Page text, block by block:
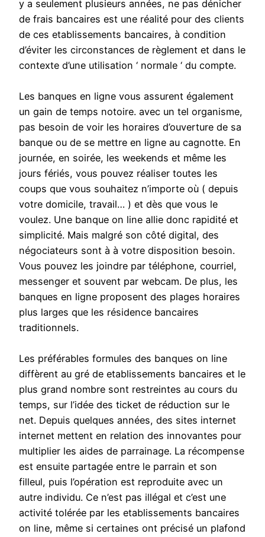
y a seulement plusieurs années, ne pas dénicher
de frais bancaires est une réalité pour des clients
de ces etablissements bancaires, à condition
d’éviter les circonstances de règlement et dans le
contexte d’une utilisation ‘ normale ‘ du compte.
Les banques en ligne vous assurent également
un gain de temps notoire. avec un tel organisme,
pas besoin de voir les horaires d’ouverture de sa
banque ou de se mettre en ligne au cagnotte. En
journée, en soirée, les weekends et même les
jours fériés, vous pouvez réaliser toutes les
coups que vous souhaitez n’importe où ( depuis
votre domicile, travail… ) et dès que vous le
voulez. Une banque on line allie donc rapidité et
simplicité. Mais malgré son côté digital, des
négociateurs sont à à votre disposition besoin.
Vous pouvez les joindre par téléphone, courriel,
messenger et souvent par webcam. De plus, les
banques en ligne proposent des plages horaires
plus larges que les résidence bancaires
traditionnels.
Les préférables formules des banques on line
diffèrent au gré de etablissements bancaires et le
plus grand nombre sont restreintes au cours du
temps, sur l’idée des ticket de réduction sur le
net. Depuis quelques années, des sites internet
internet mettent en relation des innovantes pour
multiplier les aides de parrainage. La récompense
est ensuite partagée entre le parrain et son
filleul, puis l’opération est reproduite avec un
autre individu. Ce n’est pas illégal et c’est une
activité tolérée par les etablissements bancaires
on line, même si certaines ont précisé un plafond